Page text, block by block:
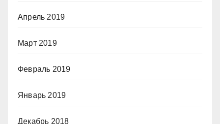
Апрель 2019
Март 2019
Февраль 2019
Январь 2019
Декабрь 2018